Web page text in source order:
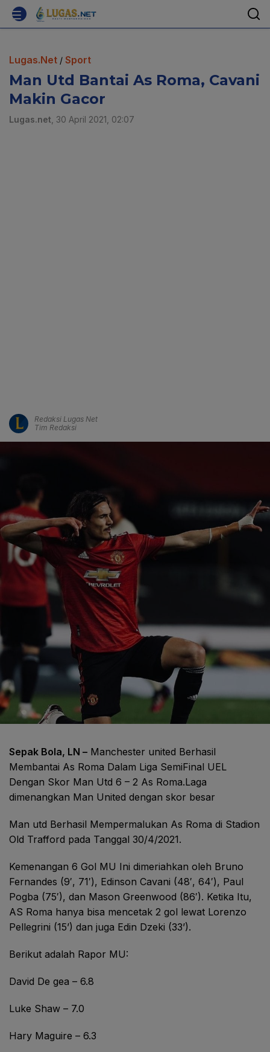
Lugas.Net / Sport
Man Utd Bantai As Roma, Cavani
Makin Gacor
Lugas.net , 30 April 2021, 02:07
Redaksi Lugas Net
Tim Redaksi
Sepak Bola, LN – Manchester united Berhasil
Membantai As Roma Dalam Liga SemiFinal UEL
Dengan Skor Man Utd 6 – 2 As Roma.Laga
dimenangkan Man United dengan skor besar
Man utd Berhasil Mempermalukan As Roma di Stadion
Old Trafford pada Tanggal 30/4/2021.
Kemenangan 6 Gol MU Ini dimeriahkan oleh Bruno
Fernandes (9′, 71′), Edinson Cavani (48′, 64′), Paul
Pogba (75′), dan Mason Greenwood (86′). Ketika Itu,
AS Roma hanya bisa mencetak 2 gol lewat Lorenzo
Pellegrini (15’) dan juga Edin Dzeki (33’).
Berikut adalah Rapor MU:
David De gea – 6.8
Luke Shaw – 7.0
Hary Maguire – 6.3